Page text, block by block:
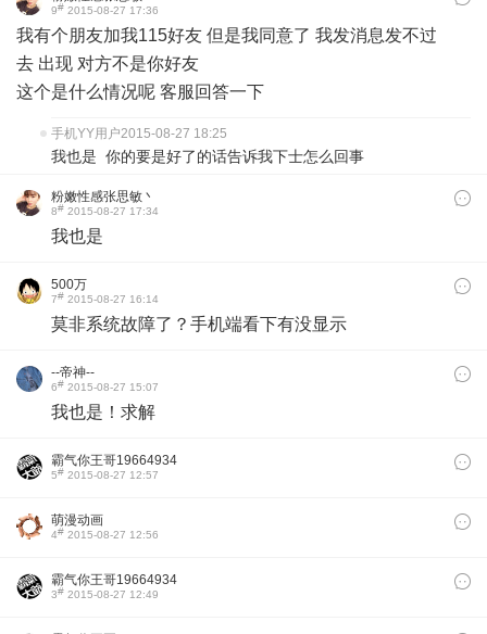
9# 2015-08-27 17:36
我有个朋友加我115好友 但是我同意了 我发消息发不过
去 出现 对方不是你好友
这个是什么情况呢 客服回答一下
手机YY用户2015-08-27 18:25
我也是 你的要是好了的话告诉我下士怎么回事
粉嫩性感张思敏丶
8# 2015-08-27 17:34
我也是
500万
7# 2015-08-27 16:14
莫非系统故障了？手机端看下有没显示
--帝神--
6# 2015-08-27 15:07
我也是！求解
霸气你王哥19664934
53
5# 2015-08-27 12:57
萌漫动画
4# 2015-08-27 12:56
霸气你王哥19664934
53
3# 2015-08-27 12:49